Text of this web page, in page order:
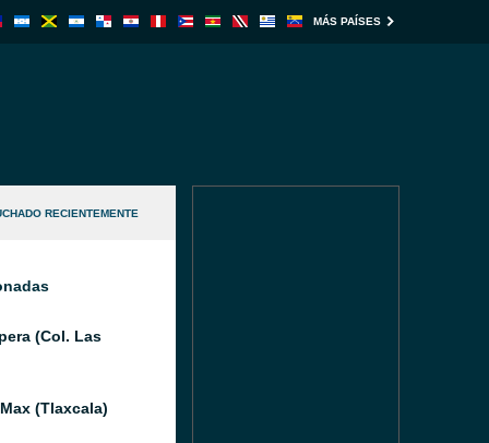
MÁS PAÍSES
RECIENTEMENTE
(Col. Las
(Tlaxcala)